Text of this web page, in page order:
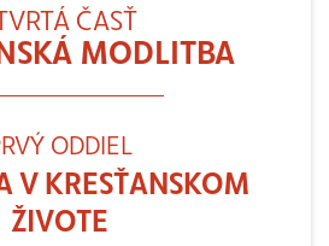
ČASŤ
MODLITBA
ODDIEL
V KRESŤANSKOM
ŽIVOTE